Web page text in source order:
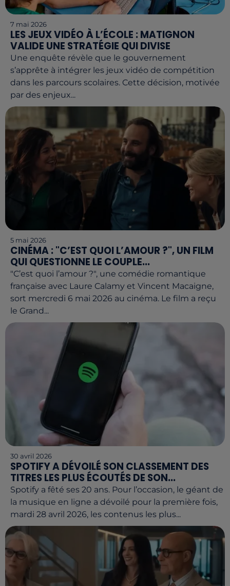
7 mai 2026
LES JEUX VIDÉO À L’ÉCOLE : MATIGNON
VALIDE UNE STRATÉGIE QUI DIVISE
Une enquête révèle que le gouvernement
s’apprête à intégrer les jeux vidéo de compétition
dans les parcours scolaires. Cette décision, motivée
par des enjeux...
5 mai 2026
CINÉMA : "C’EST QUOI L’AMOUR ?", UN FILM
QUI QUESTIONNE LE COUPLE...
"C’est quoi l’amour ?", une comédie romantique
française avec Laure Calamy et Vincent Macaigne,
sort mercredi 6 mai 2026 au cinéma. Le film a reçu
le Grand...
30 avril 2026
SPOTIFY A DÉVOILÉ SON CLASSEMENT DES
TITRES LES PLUS ÉCOUTÉS DE SON...
Spotify a fêté ses 20 ans. Pour l’occasion, le géant de
la musique en ligne a dévoilé pour la première fois,
mardi 28 avril 2026, les contenus les plus...